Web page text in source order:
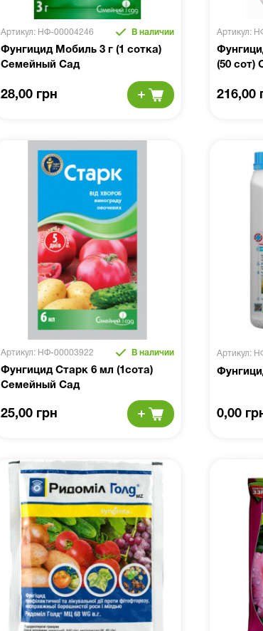
Артикул: НФ-00004246 В наличии
Фунгицид Мобиль 3 г (1 сотка)
Семейный Сад
28,00 грн
Артикул:
(50 сот)
216,00
Артикул: НФ-00003922 В наличии
Фунгицид Старк 6 мл (1сота)
Семейный Сад
25,00 грн
Артикул:
0,00